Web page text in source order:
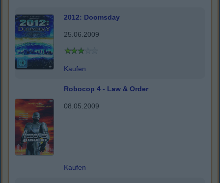
2012: Doomsday
25.06.2009
Kaufen
Robocop 4 - Law & Order
08.05.2009
Kaufen